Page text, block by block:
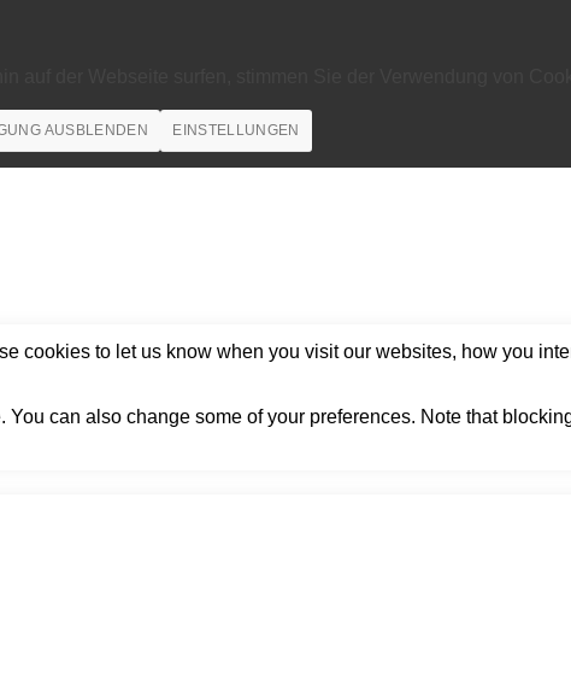
AUSBLENDEN EINSTELLUNGEN
cookies to let us know when you visit our websites, how you
can also change some of your preferences. Note that